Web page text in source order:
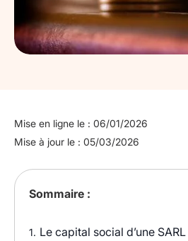
Mise en ligne le : 06/01/2026
Mise à jour le : 05/03/2026
Sommaire :
1. Le capital social d’une